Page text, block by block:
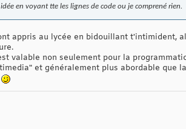
en voyant tte les lignes de code ou je comprené rien.
appris au lycée en bidouillant t'intimident,
valable non seulement pour la
et généralement plus abordable que